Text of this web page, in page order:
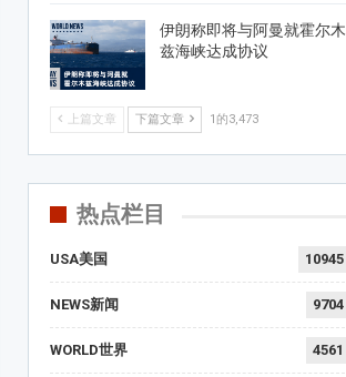
伊朗称即将与阿曼就霍尔木
兹海峡达成协议
上篇文章 下篇文章 1的3,473
热点栏目
USA美国 10945
NEWS新闻 9704
WORLD世界 4561